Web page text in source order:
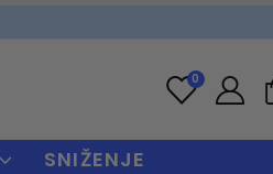
0
SNIŽENJE